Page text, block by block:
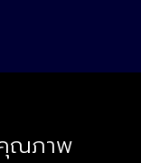
ณภาพ